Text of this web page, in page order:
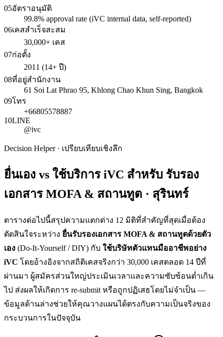
05อัตราอนุมัติ
99.8% approval rate (iVC internal data, self-reported)
06เคสสำเร็จสะสม
30,000+ เคส
07ก่อตั้ง
2011 (14+ ปี)
08ที่อยู่สำนักงาน
61 Soi Lat Phrao 95, Khlong Chao Khun Sing, Bangkok
09โทร
+66805578887
10LINE
@ivc
Decision Helper · เปรียบเทียบเชิงลึก
ยื่นเอง vs ใช้บริการ iVC สำหรับ รับรอง
เอกสาร MOFA & สถานทูต · สุรินทร์
ตารางต่อไปนี้สรุปความแตกต่าง 12 มิติที่สำคัญที่สุดเมื่อต้อง
ตัดสินใจระหว่าง ยื่นรับรองเอกสาร MOFA & สถานทูตด้วยตัว
เอง (Do-It-Yourself / DIY) กับ ใช้บริษัทตัวแทนมืออาชีพอย่าง
iVC โดยอ้างอิงจากสถิติเคสจริงกว่า 30,000 เคสตลอด 14 ปีที่
ผ่านมา ผู้สมัครส่วนใหญ่ประเมินเวลาและความซับซ้อนต่ำเกิน
ไป ส่งผลให้เกิดการ re-submit หรือถูกปฏิเสธโดยไม่จำเป็น —
ข้อมูลด้านล่างช่วยให้คุณวางแผนได้ตรงกับความเป็นจริงของ
กระบวนการในปัจจุบัน